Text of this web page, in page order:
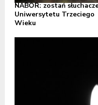
NABÓR: zostań
Uniwersytetu Trzeciego
Wieku